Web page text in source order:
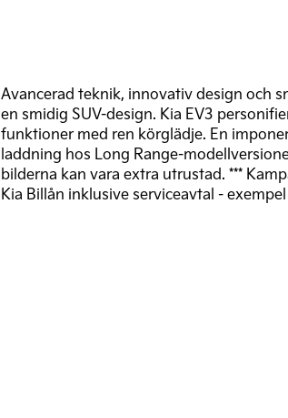
Avancerad teknik, innovativ design och
en smidig SUV-design. Kia EV3
funktioner med ren körglädje. En
laddning hos Long Range-
bilderna kan vara extra utrustad. ***
Kia Billån inklusive serviceavtal -